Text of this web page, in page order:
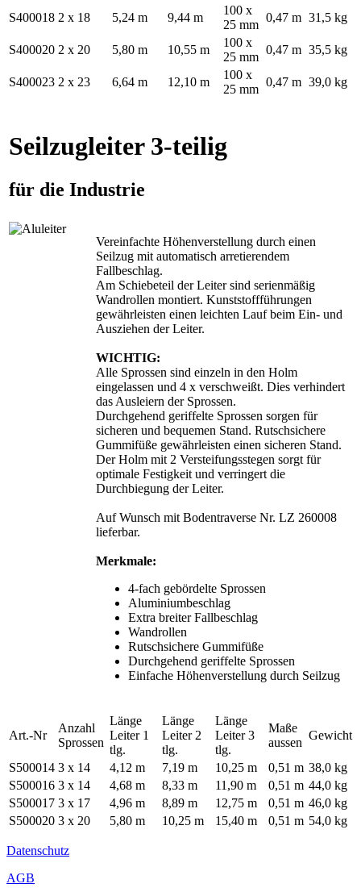
S400018 2 x 18 5,24 m 9,44 m
100 x
25 mm
0,47 m 31,5 kg
S400020 2 x 20 5,80 m 10,55 m
100 x
25 mm
0,47 m 35,5 kg
S400023 2 x 23 6,64 m 12,10 m
100 x
25 mm
0,47 m 39,0 kg
Seilzugleiter 3-teilig
für die Industrie
Vereinfachte Höhenverstellung durch einen
Seilzug mit automatisch arretierendem
Fallbeschlag.
Am Schiebeteil der Leiter sind serienmäßig
Wandrollen montiert. Kunststoffführungen
gewährleisten einen leichten Lauf beim Ein- und
Ausziehen der Leiter.
WICHTIG:
Alle Sprossen sind einzeln in den Holm
eingelassen und 4 x verschweißt. Dies verhindert
das Ausleiern der Sprossen.
Durchgehend geriffelte Sprossen sorgen für
sicheren und bequemen Stand. Rutschsichere
Gummifüße gewährleisten einen sicheren Stand.
Der Holm mit 2 Versteifungsstegen sorgt für
optimale Festigkeit und verringert die
Durchbiegung der Leiter.
Auf Wunsch mit Bodentraverse Nr. LZ 260008
lieferbar.
Merkmale:
4-fach gebördelte Sprossen
Aluminiumbeschlag
Extra breiter Fallbeschlag
Wandrollen
Rutschsichere Gummifüße
Durchgehend geriffelte Sprossen
Einfache Höhenverstellung durch Seilzug
Art.-Nr
Anzahl
Sprossen
Länge
Leiter 1
tlg.
Länge
Leiter 2
tlg.
Länge
Leiter 3
tlg.
Maße
aussen
Gewicht
S500014 3 x 14 4,12 m 7,19 m 10,25 m 0,51 m 38,0 kg
S500016 3 x 14 4,68 m 8,33 m 11,90 m 0,51 m 44,0 kg
S500017 3 x 17 4,96 m 8,89 m 12,75 m 0,51 m 46,0 kg
S500020 3 x 20 5,80 m 10,25 m 15,40 m 0,51 m 54,0 kg
Datenschutz
AGB